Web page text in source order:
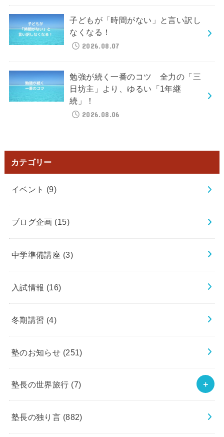
子どもが「時間がない」と言い訳し
なくなる！
2026.08.07
勉強が続く一番のコツ 全力の「三
日坊主」より、ゆるい「1年継
続」！
2026.08.06
カテゴリー
イベント (9)
ブログ企画 (15)
中学準備講座 (3)
入試情報 (16)
冬期講習 (4)
塾のお知らせ (251)
塾長の世界旅行 (7)
塾長の独り言 (882)